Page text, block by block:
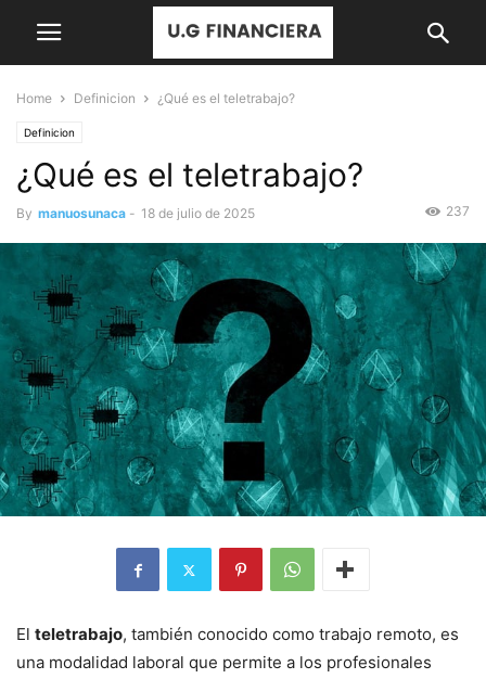
Home Definicion ¿Qué es el teletrabajo?
Definicion
¿Qué es el teletrabajo?
By manuosunaca - 18 de julio de 2025 237
El teletrabajo, también conocido como trabajo remoto, es
una modalidad laboral que permite a los profesionales